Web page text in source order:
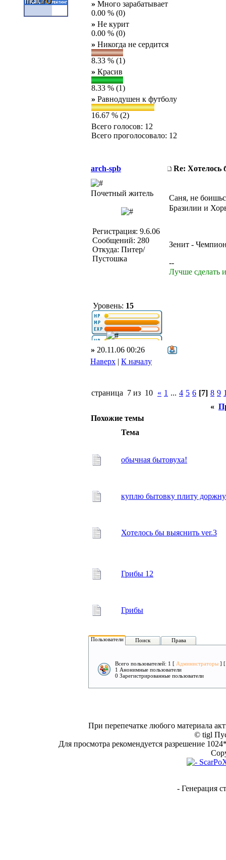
» Много зарабатывает
0.00 % (0)
» Не курит
0.00 % (0)
» Никогда не сердится
8.33 % (1)
» Красив
8.33 % (1)
» Равнодушен к футболу
16.67 % (2)
Всего голосов: 12
Всего проголосовало: 12
arch-spb Re:
Почетный житель
Регистрация: 9.6.06
Сообщений: 280
Откуда: Питер/
Пустошка
Уровень: 15
Саня, не
Бразилии и
Зенит -
--
Лучше сделать
» 20.11.06 00:26
Наверх | К началу
страница 7 из 10 « 1 ... 4 5 6 [7] 8 9
«
Похожие темы
Тема
обычная бытовуха!
куплю бытовку плиту
Хотелось бы выяснить ver.3
Грибы 12
Грибы
Пользователи Поиск Права
Всего пользователей: 1 [ Администраторы ]
1 Анонимные пользователи
0 Зарегистрированные пользователи
При перепечатке любого материала
© tigl
Для просмотра рекомендуется разрешение
- Генерация